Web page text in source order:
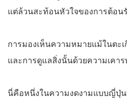
แต่ล้วนสะท้อนหัวใจของการต้อ
การมองเห็นความหมายแม้ในตะเ
และการดูแลสิ่งนั้นด้วยความเคาร
นี่คือหนึ่งในความงดงามแบบญี่ปุ่น